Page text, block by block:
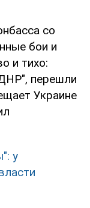
со
бои и
и тихо:
перешли
Украине
у